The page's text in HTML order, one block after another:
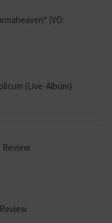
(VÖ:
(Live-Album)
Review